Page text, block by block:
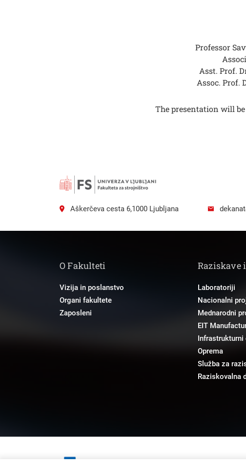
Professor
Asst. Prof.
Assoc. Prof.
The presentation will
Aškerčeva cesta 6,1000 Ljubljana
O Fakulteti
Vizija in poslanstvo
Organi fakultete
Zaposleni
Raziskave
Laboratoriji
Nacionalni
Mednarodni
EIT
Infrastrukturni
Oprema
Služba za
Raziskovalna